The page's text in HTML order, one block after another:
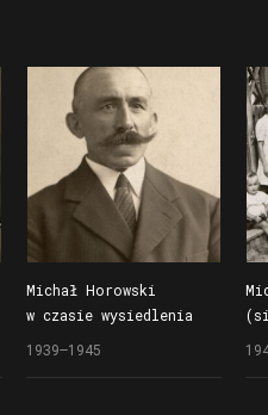
Michał Horowski
w czasie wysiedlenia
1939–1945